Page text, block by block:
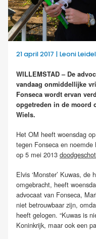
21 april 2017 | Leoni
WILLEMSTAD – De
vandaag onmiddellijke
Fonseca wordt ervan
opgetreden in de moord
Wiels.
Het OM heeft woensdag
tegen Fonseca en noemde
op 5 mei 2013
Elvis ‘Monster’ Kuwas,
omgebracht, heeft
advocaat van Fonseca,
niet betrouwbaar zijn,
heeft gelogen. “Kuwas is
Koninkrijk, maar ook een